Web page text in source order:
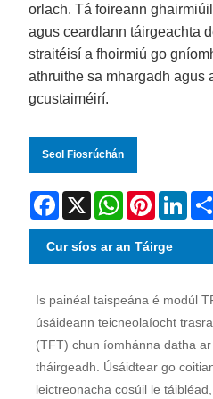
orlach. Tá foireann
agus ceardlann táirgeachta
straitéisí a fhoirmiú go
athruithe sa mhargadh agus
gcustaiméirí.
Seol Fiosrúchán
Facebook
X WhatsApp
Pinterest
Cur síos ar an Táirge
Is painéal taispeána é modúl
úsáideann teicneolaíocht
(TFT) chun íomhánna datha
tháirgeadh. Úsáidtear go
leictreonacha cosúil le